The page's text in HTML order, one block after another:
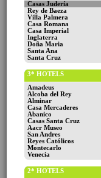
Casas Judería
Rey de Baeza
Villa Palmera
Casa Romana
Casa Imperial
Inglaterra
Doña Maria
Santa Ana
Santa Cruz
3* HOTELS
Amadeus
Alcoba del Rey
Alminar
Casa Mercaderes
Abanico
Casas Santa Cruz
Aacr Museo
San Andres
Reyes Católicos
Montecarlo
Venecia
2* HOTELS